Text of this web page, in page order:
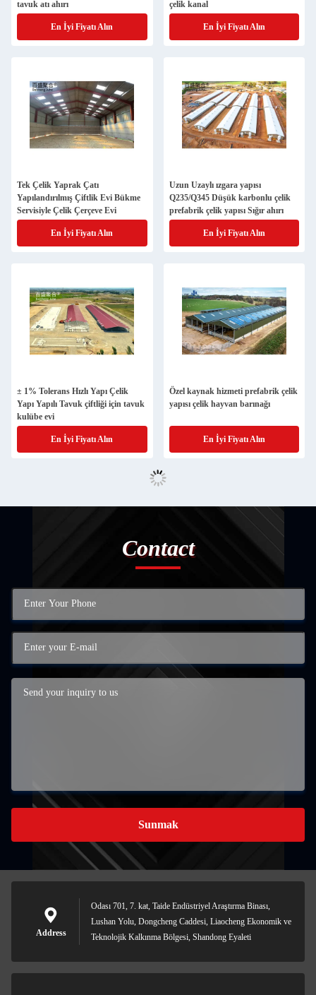
tavuk atı ahırı
En İyi Fiyatı Alın
çelik kanal
En İyi Fiyatı Alın
Tek Çelik Yaprak Çatı
Yapılandırılmış Çiftlik Evi Bükme
Servisiyle Çelik Çerçeve Evi
En İyi Fiyatı Alın
Uzun Uzaylı ızgara yapısı
Q235/Q345 Düşük karbonlu çelik
prefabrik çelik yapısı Sığır ahırı
En İyi Fiyatı Alın
± 1% Tolerans Hızlı Yapı Çelik
Yapı Yapılı Tavuk çiftliği için tavuk
kulübe evi
En İyi Fiyatı Alın
Özel kaynak hizmeti prefabrik çelik
yapısı çelik hayvan barınağı
En İyi Fiyatı Alın
Contact
Sunmak
Address
Odası 701, 7. kat, Taide Endüstriyel Araştırma Binası,
Lushan Yolu, Dongcheng Caddesi, Liaocheng Ekonomik ve
Teknolojik Kalkınma Bölgesi, Shandong Eyaleti